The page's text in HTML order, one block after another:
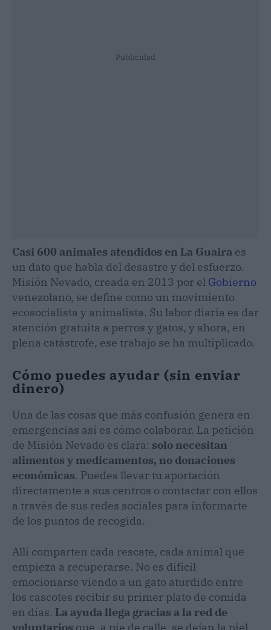
Publicidad
Casi 600 animales atendidos en La Guaira es
un dato que habla del desastre y del esfuerzo.
Misión Nevado, creada en 2013 por el Gobierno
venezolano, se define como un movimiento
ecosocialista y animalista. Su labor diaria es dar
atención gratuita a perros y gatos, y ahora, en
plena catástrofe, ese trabajo se ha multiplicado.
Cómo puedes ayudar (sin enviar
dinero)
Una de las cosas que más confusión genera en
emergencias así es cómo colaborar. La petición
de Misión Nevado es clara: solo necesitan
alimentos y medicamentos, no donaciones
económicas. Puedes llevar tu aportación
directamente a sus centros o contactar con ellos
a través de sus redes sociales para informarte
de los puntos de recogida.
Allí comparten cada rescate, cada animal que
empieza a recuperarse. No es difícil
emocionarse viendo a un gato aturdido entre
los cascotes recibir su primer plato de comida
en días. La ayuda llega gracias a la red de
voluntarios que, a pie de calle, se dejan la piel.